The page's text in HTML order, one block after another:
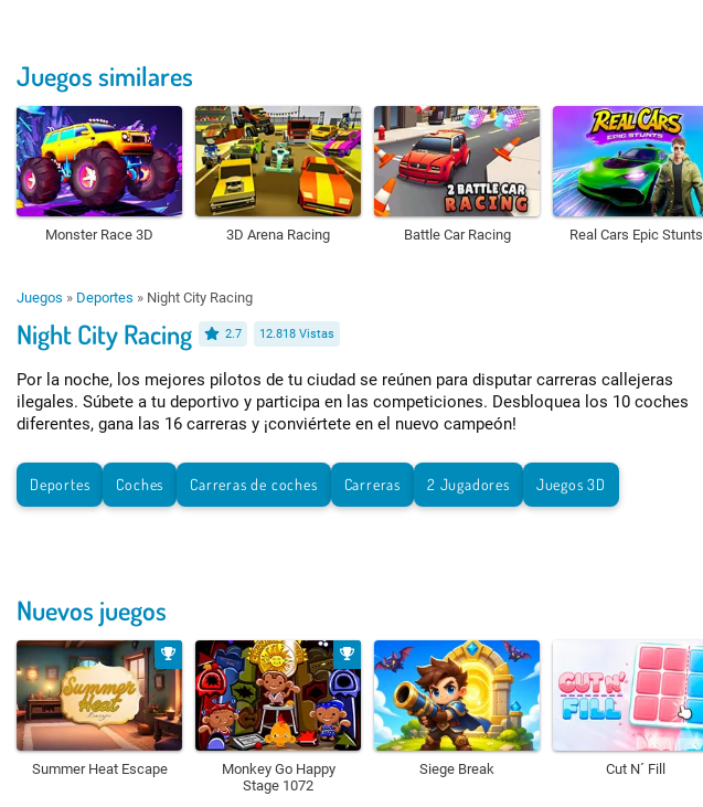
Juegos similares
Monster Race 3D 3D Arena Racing Battle Car Racing Real Cars Epic Stunts
Juegos » Deportes » Night City Racing
Night City Racing 2.7 12.818 Vistas
Por la noche, los mejores pilotos de tu ciudad se reúnen para disputar carreras callejeras
ilegales. Súbete a tu deportivo y participa en las competiciones. Desbloquea los 10 coches
diferentes, gana las 16 carreras y ¡conviértete en el nuevo campeón!
Deportes Coches Carreras de coches Carreras 2 Jugadores Juegos 3D
Nuevos juegos
Summer Heat Escape
Monkey Go Happy
Stage 1072
Siege Break Cut N´ Fill